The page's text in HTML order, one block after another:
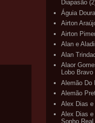
Diapasão
Águia
Airton
Airton
Alan e
Alan
Alaor
Lobo Bravo
Alemão Do
Alemão
Alex Dias e
Alex Dias e
Sonho Real